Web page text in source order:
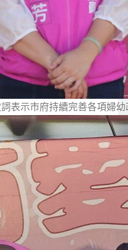
表示市府持續完善各項婦